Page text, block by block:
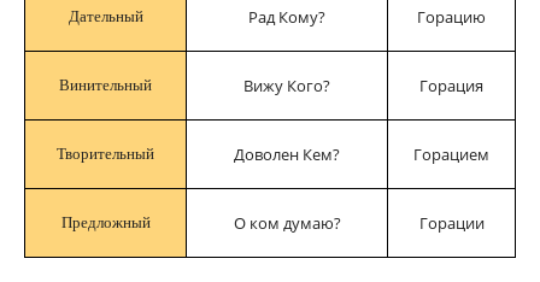
Дательный Рад Кому? Горацию
Винительный Вижу Кого? Горация
Творительный Доволен Кем? Горацием
Предложный О ком думаю? Горации